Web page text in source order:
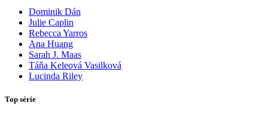
Dominik Dán
Julie Caplin
Rebecca Yarros
Ana Huang
Sarah J. Maas
Táňa Keleová Vasilková
Lucinda Riley
Top série